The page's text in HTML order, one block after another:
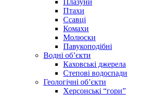
Птахи
Ссавці
Комахи
Молюски
Павукоподібні
Водні об’єкти
Каховські джерела
Степові водоспади
Геологічні об’єкти
Херсонські “гори”